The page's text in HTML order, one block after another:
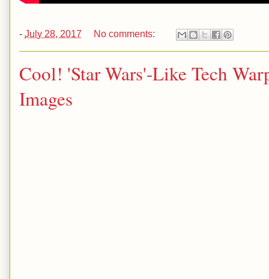
- July 28, 2017 No comments:
Cool! 'Star Wars'-Like Tech
Images